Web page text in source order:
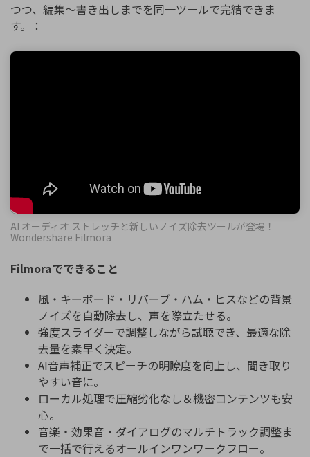
つつ、編集～書き出しまでを同一ツールで完結できま
す。：
AI オーディオ ストレッチと新しいノイズ除去ツールが登場！｜
Wondershare Filmora
Filmoraでできること
風・キーボード・リバーブ・ハム・ヒスなどの背景
ノイズを自動除去し、声を際立たせる。
強度スライダーで調整しながら試聴でき、最適な除
去量を素早く決定。
AI音声補正でスピーチの明瞭度を向上し、聞き取り
やすい音に。
ローカル処理で圧縮劣化なし＆機密コンテンツも安
心。
音楽・効果音・ダイアログのマルチトラック調整ま
で一括で行えるオールインワンワークフロー。